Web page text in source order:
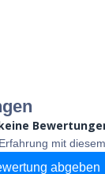
mit
abgeben